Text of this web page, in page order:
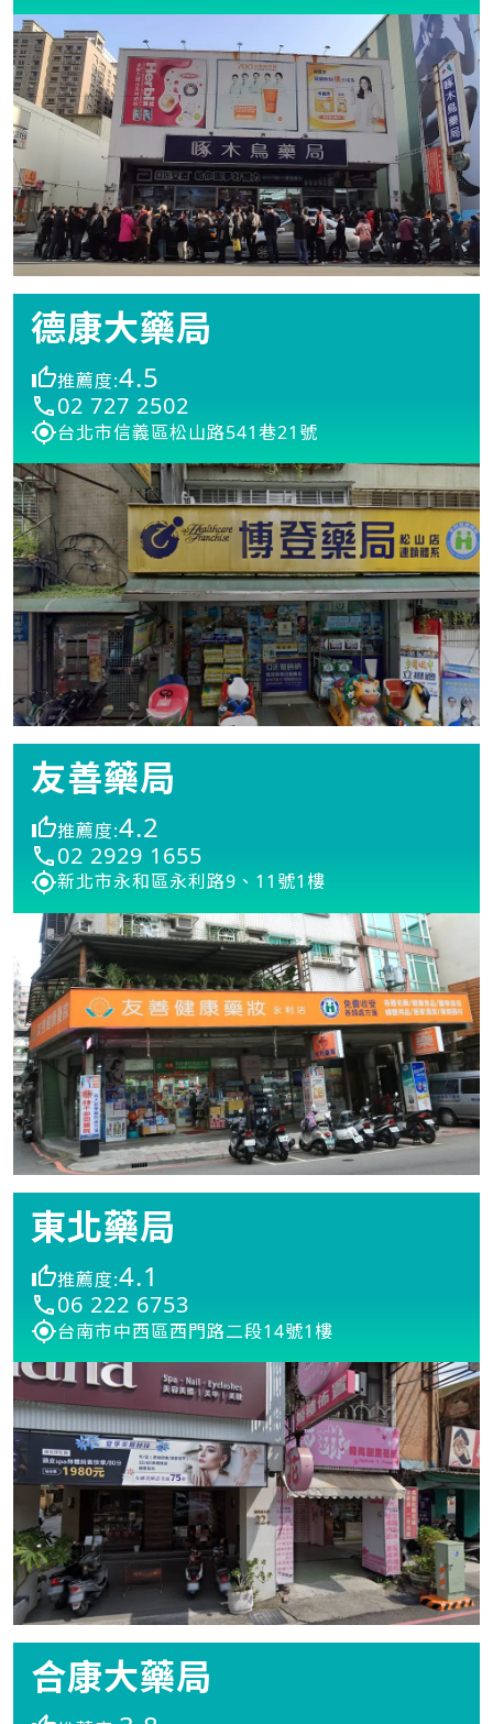
德康大藥局
推薦度:4.5
02 727 2502
台北市信義區松山路541巷21號
友善藥局
推薦度:4.2
02 2929 1655
新北市永和區永利路9、11號1樓
東北藥局
推薦度:4.1
06 222 6753
台南市中西區西門路二段14號1樓
合康大藥局